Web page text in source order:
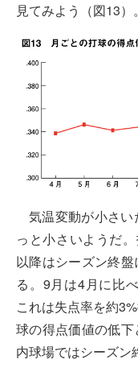
見てみよう（図13）。
気温変動が小さ
っと小さいようだ
以降はシーズン終
る。9月は4月に比
これは失点率を約
球の得点価値の低
内球場ではシーズン